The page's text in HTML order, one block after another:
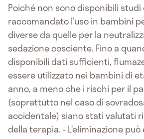
Poiché non sono disponibili
raccomandato l’uso in bambini
diverse da quelle per la
sedazione cosciente. Fino a
disponibili dati sufficienti,
essere utilizzato nei bambini di
anno, a meno che i rischi per il
(soprattutto nel caso di
accidentale) siano stati valutati
della terapia. - L’eliminazione